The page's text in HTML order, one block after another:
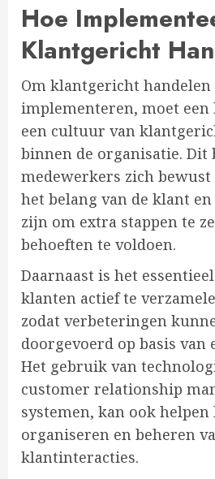
Hoe
Klantgericht
Om klantgericht handelen
implementeren, moet
een cultuur van
binnen de organisatie. Dit
medewerkers zich
het belang van de klant
zijn om extra stappen te
behoeften te voldoen.
Daarnaast is het
klanten actief te
zodat verbeteringen
doorgevoerd op basis van
Het gebruik van
customer relationship
systemen, kan ook
organiseren en beheren
klantinteracties.